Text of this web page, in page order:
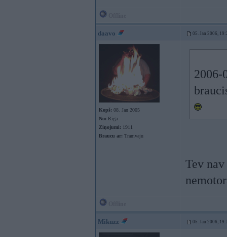
daavo 05. Jan 2006,
Kopš: 08. Jan 2005
No: Rīga
Ziņojumi: 1911
Braucu ar: Tramvaju
2006-
Tev
Mikuzz 05. Jan 2006,